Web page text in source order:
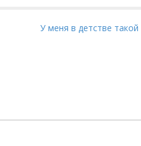
У меня в детстве